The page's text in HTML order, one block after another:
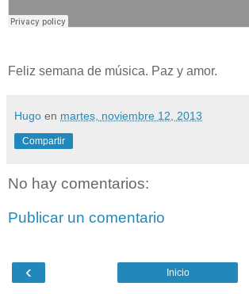
Feliz semana de música. Paz y amor.
Hugo en martes, noviembre 12, 2013
Compartir
No hay comentarios:
Publicar un comentario
‹ Inicio